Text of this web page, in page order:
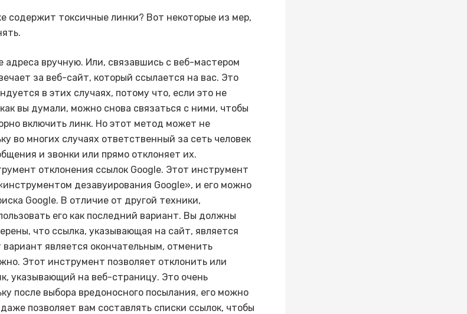
содержит токсичные линки? Вот некоторые из мер,
адреса вручную. Или, связавшись с веб-мастером
за веб-сайт, который ссылается на вас. Это
в этих случаях, потому что, если это не
вы думали, можно снова связаться с ними, чтобы
включить линк. Но этот метод может не
во многих случаях ответственный за сеть человек
и звонки или прямо отклоняет их.
отклонения ссылок Google. Этот инструмент
дезавуирования Google», и его можно
Google. В отличие от другой техники,
его как последний вариант. Вы должны
что ссылка, указывающая на сайт, является
является окончательным, отменить
Этот инструмент позволяет отклонить или
указывающий на веб-страницу. Это очень
после выбора вредоносного посылания, его можно
позволяет вам составлять списки ссылок, чтобы